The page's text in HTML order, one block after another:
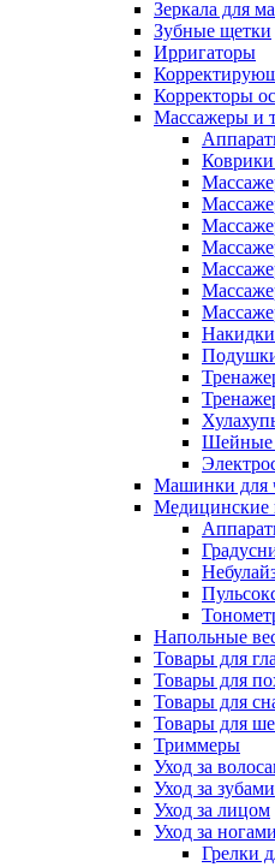
Зеркала для
Зубные щетки
Ирригаторы
Корректоры
Массажеры и
Коврики
Шейные
Машинки для
Медицинские
Напольные
Товары для
Товары для
Товары для
Товары для
Триммеры
Уход за
Уход за зубами
Уход за лицом
Уход за ногами
Грелки